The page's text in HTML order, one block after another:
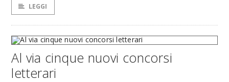
LEGGI
Al via cinque nuovi concorsi
letterari